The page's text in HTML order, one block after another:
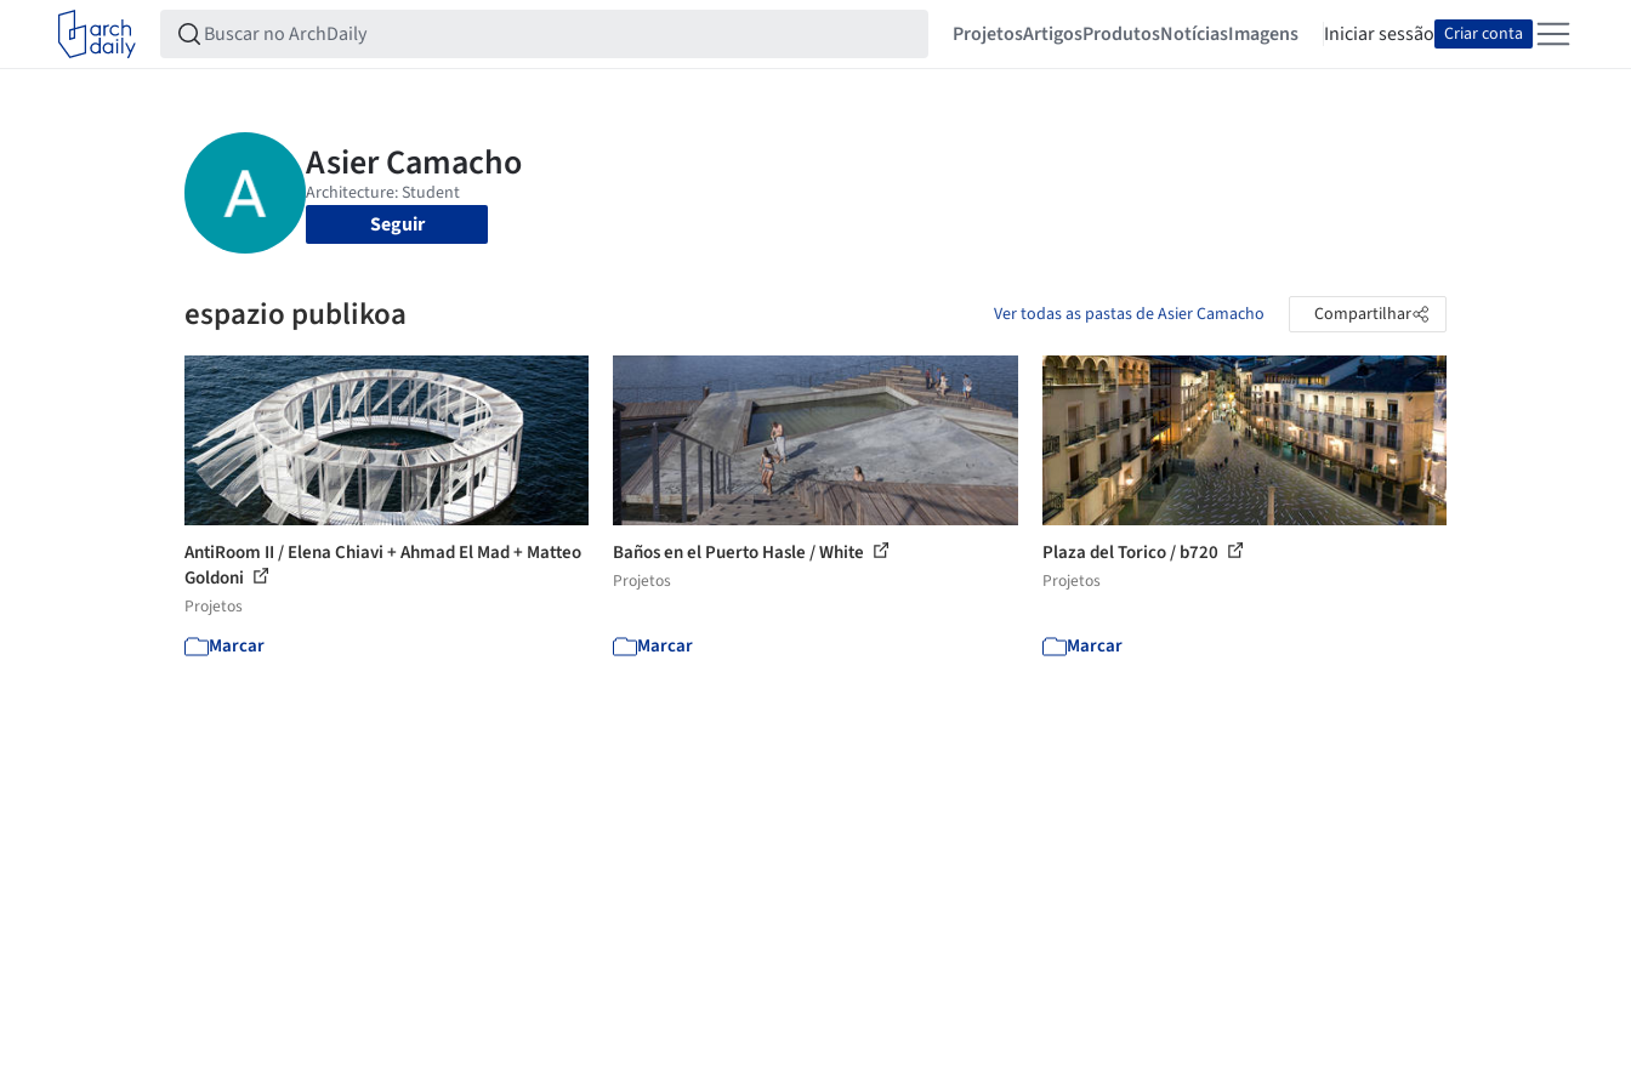
ProjetosArtigosProdutosNotíciasImagens Iniciar sessão Criar conta
Seguir
espazio publikoa Ver todas as pastas de Asier Camacho Compartilhar
AntiRoom II / Elena Chiavi + Ahmad El Mad + Matteo
Goldoni
Projetos
Marcar
Baños en el Puerto Hasle / White
Projetos
Marcar
Plaza del Torico / b720
Projetos
Marcar